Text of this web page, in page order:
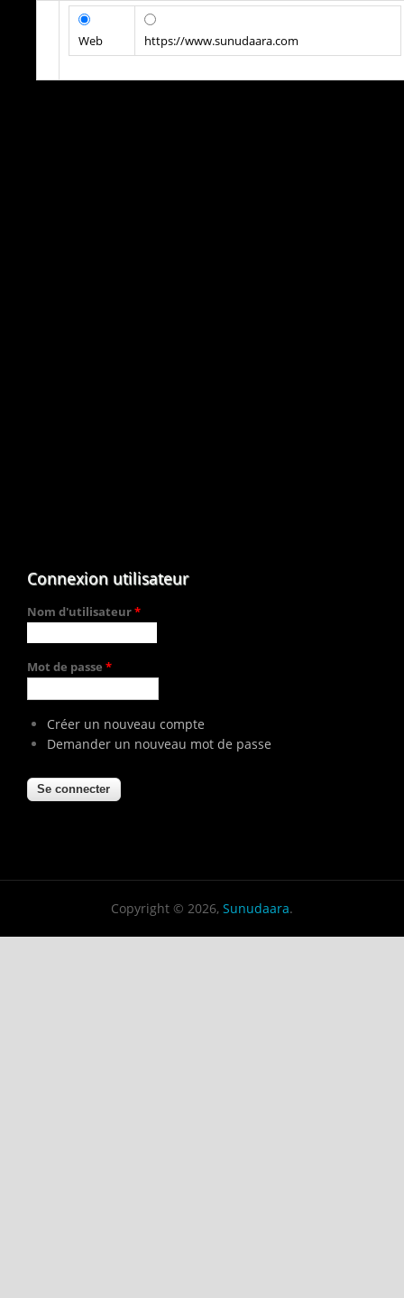
Web https://www.sunudaara.com
Connexion utilisateur
Nom d'utilisateur*
Mot de passe *
Créer un nouveau compte
Demander un nouveau mot de passe
Copyright © 2026, Sunudaara.